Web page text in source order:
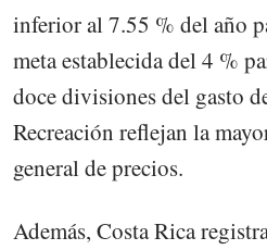
inferior al 7.55 % del año
meta establecida del 4 %
doce divisiones del gasto
Recreación reflejan la
general de precios.
Además, Costa Rica